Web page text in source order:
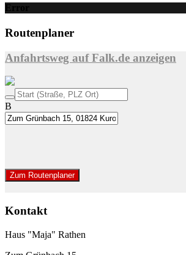
Error
Routenplaner
Anfahrtsweg auf Falk.de anzeigen
B
Zum Routenplaner
Kontakt
Haus "Maja" Rathen